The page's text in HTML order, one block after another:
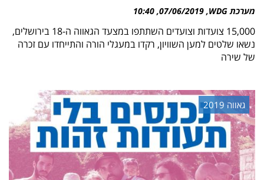
מערכת WDG 07/06/2019
10:40
15,000 צועדות וצועדים השתתפו במצעד הגאווה ה-18 בירושלים,
נשאו שלטים למען השוויון, רקדו במעגלי הורה והתייחדו עם זכרה
של שירה
גאווה 2019